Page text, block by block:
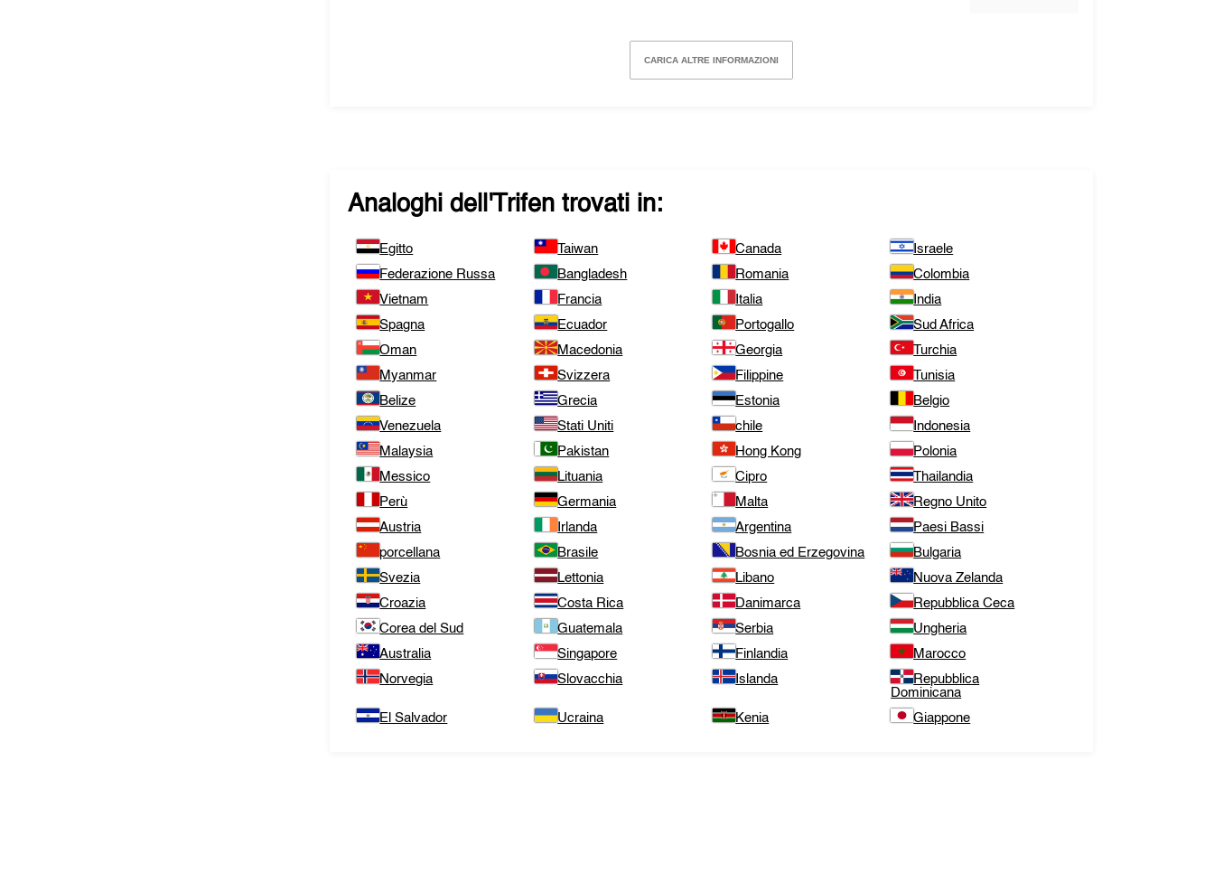
CARICA ALTRE INFORMAZIONI
Analoghi dell'Trifen trovati in:
Egitto Taiwan Canada
Israele
Federazione Russa
Bangladesh Romania
Colombia
Vietnam
Francia Italia
India
Spagna
Ecuador Portogallo
Sud Africa
Oman
Macedonia Georgia
Turchia
Myanmar
Svizzera Filippine
Tunisia
Belize
Grecia Estonia
Belgio
Venezuela
Stati Uniti chile
Indonesia
Malaysia
Pakistan Hong Kong
Polonia
Messico
Lituania Cipro
Thailandia
Perù
Germania Malta
Regno Unito
Austria
Irlanda Argentina
Paesi Bassi
porcellana
Brasile Bosnia ed Erzegovina
Bulgaria
Svezia
Lettonia Libano
Nuova Zelanda
Croazia
Costa Rica Danimarca
Repubblica Ceca
Corea del Sud
Guatemala Serbia
Ungheria
Australia
Singapore Finlandia
Marocco
Norvegia
Slovacchia Islanda
Repubblica
Dominicana
El Salvador
Ucraina Kenia Giappone